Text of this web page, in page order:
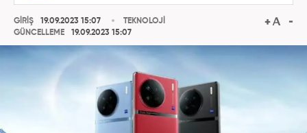
GİRİŞ
19.09.2023 15:07
GÜNCELLEME
19.09.2023 15:07
TEKNOLOJİ